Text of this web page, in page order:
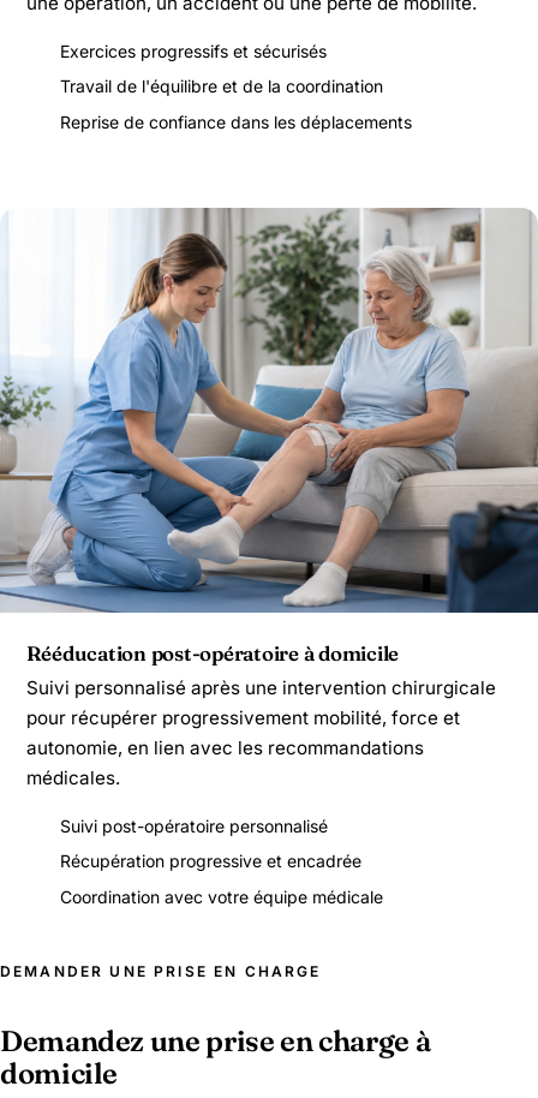
Exercices progressifs et sécurisés
Travail de l'équilibre et de la coordination
Reprise de confiance dans les déplacements
Rééducation post-opératoire à domicile
Suivi personnalisé après une intervention chirurgicale
pour récupérer progressivement mobilité, force et
autonomie, en lien avec les recommandations
médicales.
Suivi post-opératoire personnalisé
Récupération progressive et encadrée
Coordination avec votre équipe médicale
DEMANDER UNE PRISE EN CHARGE
Demandez une prise en charge à
domicile